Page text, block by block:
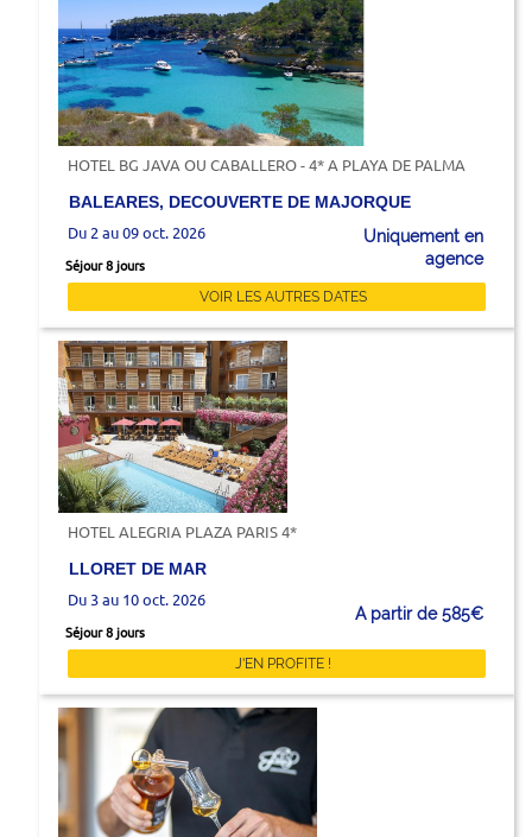
HOTEL BG JAVA OU CABALLERO - 4* A PLAYA DE PALMA
BALEARES, DECOUVERTE DE MAJORQUE
Du 2 au 09 oct. 2026
Séjour 8 jours
Uniquement en
agence
VOIR LES AUTRES DATES
HOTEL ALEGRIA PLAZA PARIS 4*
LLORET DE MAR
Du 3 au 10 oct. 2026
Séjour 8 jours
A partir de 585€
J'EN PROFITE !